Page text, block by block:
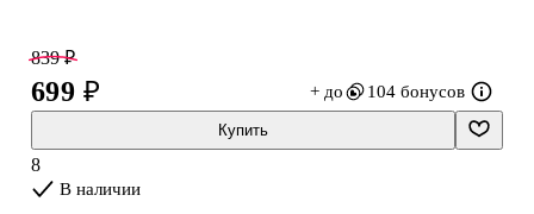
Для дошкольного возраста.
839 ₽
699 ₽ + до 104 бонусов
Купить
8
В наличии